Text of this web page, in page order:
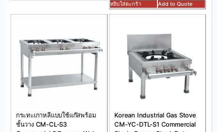
หยิบใส่ตะกร้า Add to Quote
กระทะเกาหลีแบบใช้แก๊สพร้อม
ชั้นวาง CM-CL-S3
Korean Industrial Gas Stove
CM-YC-DTL-S1 Commercial